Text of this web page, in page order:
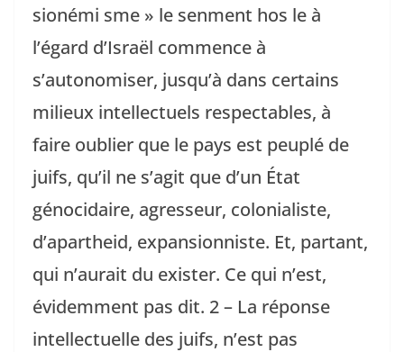
sionémi sme » le senment hos le à
l’égard d’Israël commence à
s’autonomiser, jusqu’à dans certains
milieux intellectuels respectables, à
faire oublier que le pays est peuplé de
juifs, qu’il ne s’agit que d’un État
génocidaire, agresseur, colonialiste,
d’apartheid, expansionniste. Et, partant,
qui n’aurait du exister. Ce qui n’est,
évidemment pas dit. 2 – La réponse
intellectuelle des juifs, n’est pas